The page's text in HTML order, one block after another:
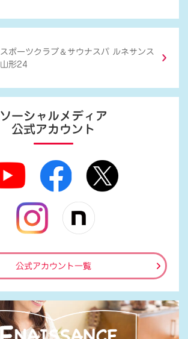
スポーツクラブ ＆ サウナスパ ルネサンス
山形24
ソーシャルメディア
公式アカウント
公式アカウント一覧